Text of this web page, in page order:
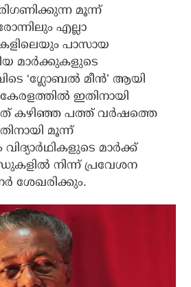
മൂന്ന്
എല്ലാ
പാസായ
മാർക്കുകളുടെ
‘ഗ്ലോബൽ മീൻ’ ആയി
ഇതിനായി
കഴിഞ്ഞ പത്ത് വർഷത്തെ
മൂന്ന്
മാർക്ക്
നിന്ന് പ്രവേശന
ശേഖരിക്കും.